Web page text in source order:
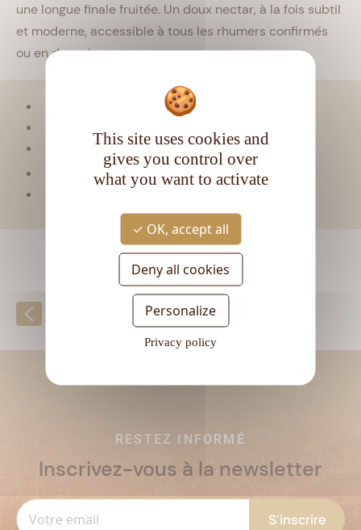
une longue finale fruitée. Un doux nectar, à la fois subtil
et moderne, accessible à tous les rhumers confirmés
ou en devenir.
Tropical
Type de rhum :Ambré
Contenance :70
Retour à la liste
RESTEZ INFORMÉ
Inscrivez-vous à la newsletter
This site uses cookies and
gives you control over
what you want to activate
OK, accept all
Deny all cookies
Personalize
Privacy policy